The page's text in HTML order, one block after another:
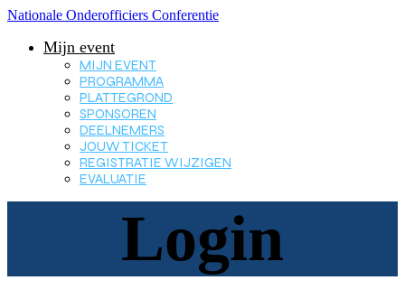
Nationale Onderofficiers Conferentie
Mijn event
MIJN EVENT
PROGRAMMA
PLATTEGROND
SPONSOREN
DEELNEMERS
JOUW TICKET
REGISTRATIE WIJZIGEN
EVALUATIE
Login